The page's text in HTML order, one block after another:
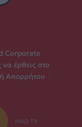
Corporate
έρθεις στο
Απορρήτου
MAD TV